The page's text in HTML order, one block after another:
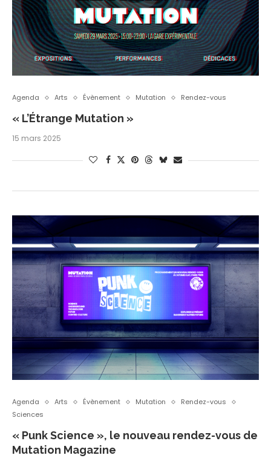
Agenda Arts Évènement Mutation Rendez-vous
« L’Étrange Mutation »
15 mars 2025
Agenda Arts Évènement Mutation
Rendez-vous
Sciences
« Punk Science », le nouveau rendez-vous de
Mutation Magazine